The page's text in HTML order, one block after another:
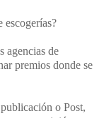
escogerías?
agencias de
premios donde se
o Post,